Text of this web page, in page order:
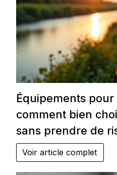
Équipements
comment bien
sans prendre de
Voir article complet